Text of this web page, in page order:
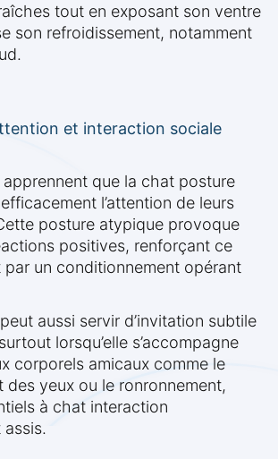
tout en exposant son ventre
son refroidissement, notamment
et interaction sociale
que la chat posture
l’attention de leurs
posture atypique provoque
positives, renforçant ce
un conditionnement opérant
aussi servir d’invitation subtile
lorsqu’elle s’accompagne
corporels amicaux comme le
des yeux ou le ronronnement,
à chat interaction